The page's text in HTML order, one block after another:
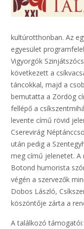
kultúrotthonban. Az
egyesület
Vigyorgók
következett a
táncokkal, majd a
bemutatta a Zördög
fellépő a
levente című rövid
Cserevirág
után pedig a
meg című jelenetet.
Botond humorista
végén a szervezők
Dobos László,
köszöntője zárta a
A találkozó